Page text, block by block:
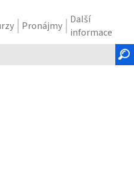
Pronájmy
Další
informace